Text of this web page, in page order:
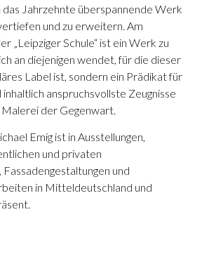
das Jahrzehnte überspannende Werk
und zu erweitern. Am
„Leipziger Schule“ ist ein Werk zu
an diejenigen wendet, für die dieser
Label ist, sondern ein Prädikat für
anspruchsvollste Zeugnisse
der Gegenwart.
Emig ist in Ausstellungen,
und privaten
und
in Mitteldeutschland und